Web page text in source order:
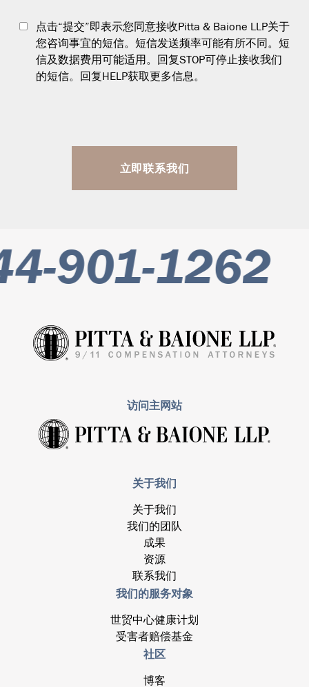
点击“提交”即表示您同意接收Pitta & Baione LLP关于
您咨询事宜的短信。短信发送频率可能有所不同。短
信及数据费用可能适用。回复STOP可停止接收我们
的短信。回复HELP获取更多信息。
立即联系我们
901-1262
访问主网站
关于我们
关于我们
我们的团队
成果
资源
联系我们
我们的服务对象
世贸中心健康计划
受害者赔偿基金
社区
博客